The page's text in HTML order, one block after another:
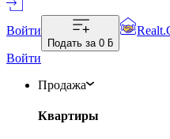
Войти
Подать за 0 ƃ
Войти
Продажа
Квартиры